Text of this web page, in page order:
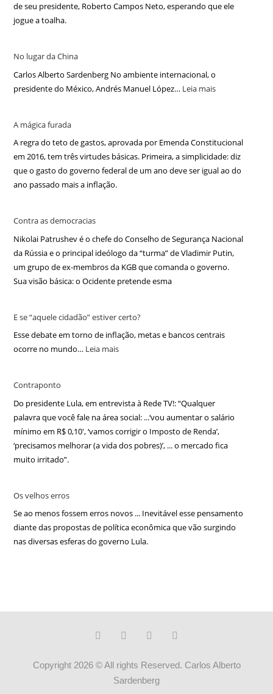
de seu presidente, Roberto Campos Neto, esperando que ele
jogue a toalha.
No lugar da China
Carlos Alberto Sardenberg No ambiente internacional, o
presidente do México, Andrés Manuel López… Leia mais
A mágica furada
A regra do teto de gastos, aprovada por Emenda Constitucional
em 2016, tem três virtudes básicas. Primeira, a simplicidade: diz
que o gasto do governo federal de um ano deve ser igual ao do
ano passado mais a inflação.
Contra as democracias
Nikolai Patrushev é o chefe do Conselho de Segurança Nacional
da Rússia e o principal ideólogo da “turma” de Vladimir Putin,
um grupo de ex-membros da KGB que comanda o governo.
Sua visão básica: o Ocidente pretende esma
E se “aquele cidadão” estiver certo?
Esse debate em torno de inflação, metas e bancos centrais
ocorre no mundo… Leia mais
Contraponto
Do presidente Lula, em entrevista à Rede TV!: “Qualquer
palavra que você fale na área social: ...‘vou aumentar o salário
mínimo em R$ 0,10′, ‘vamos corrigir o Imposto de Renda’,
‘precisamos melhorar (a vida dos pobres)’, ... o mercado fica
muito irritado”.
Os velhos erros
Se ao menos fossem erros novos ... Inevitável esse pensamento
diante das propostas de política econômica que vão surgindo
nas diversas esferas do governo Lula.
Copyright 2026 © All rights Reserved. Carlos Alberto
Sardenberg